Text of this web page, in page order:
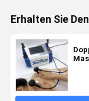
Erhalten Sie